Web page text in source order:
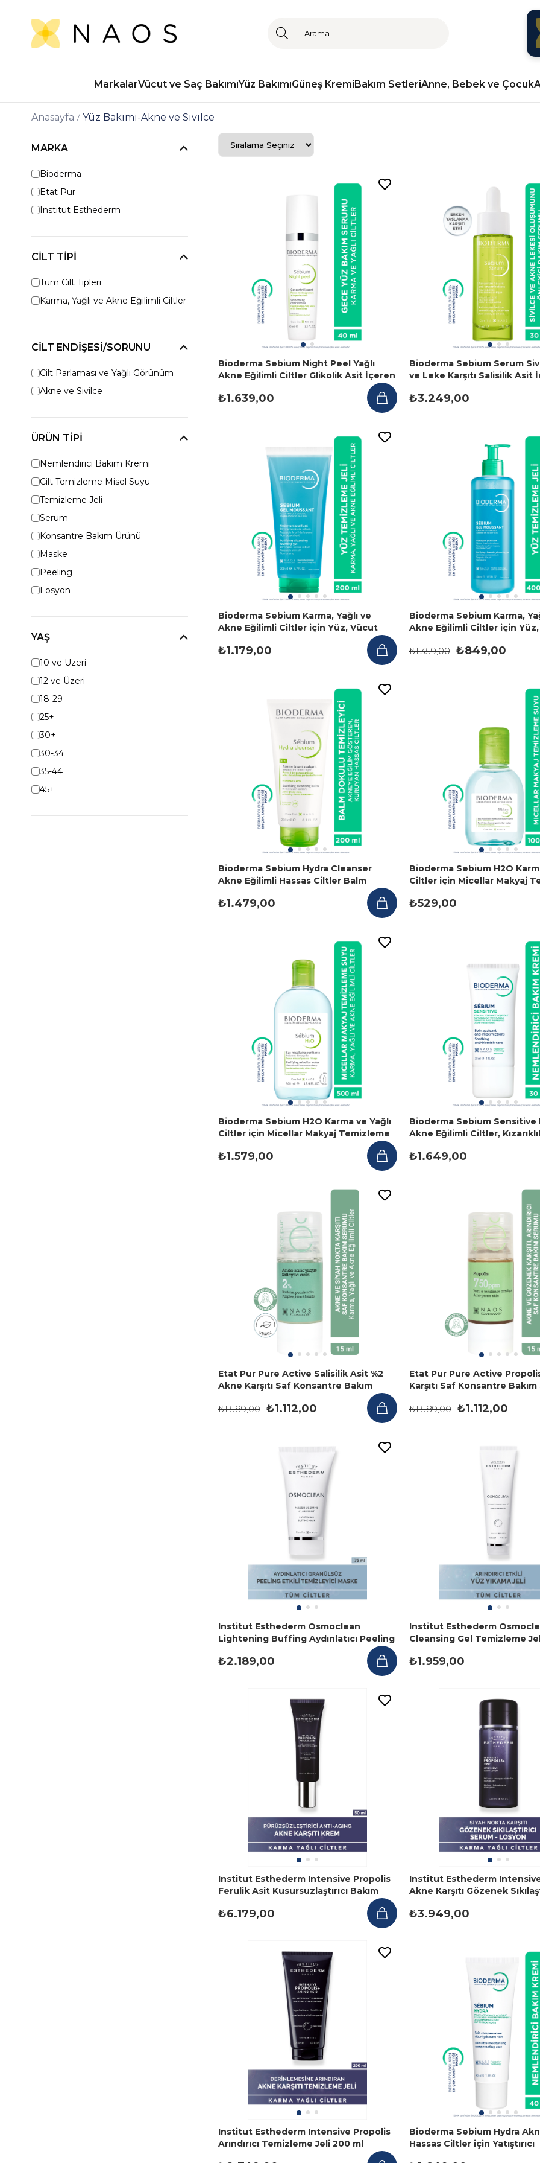
MarkalarVücut ve Saç BakımıYüz BakımıGüneş KremiBakım SetleriAnne, Bebek ve Çocuk
Anasayfa Yüz Bakımı-Akne ve Sivilce
MARKA
Bioderma
Etat Pur
Institut Esthederm
CILT TIPI
Tüm Cilt Tipleri
Karma, Yağlı ve Akne Eğilimli Ciltler
CILT ENDIŞESI/SORUNU
Cilt Parlaması ve Yağlı Görünüm
Akne ve Sivilce
ÜRÜN TIPI
Nemlendirici Bakım Kremi
Cilt Temizleme Misel Suyu
Temizleme Jeli
Serum
Konsantre Bakım Ürünü
Maske
Peeling
Losyon
YAŞ
10 ve Üzeri
12 ve Üzeri
18-29
25+
30+
30-34
35-44
45+
Bioderma Sebium Night Peel Yağlı
Akne Eğilimli Ciltler Glikolik Asit İçeren
Peeling Etkili Gece Serumu 40 ml
₺1.639,00
Bioderma Sebium Serum
ve Leke Karşıtı Salisilik Asit
₺3.249,00
Bioderma Sebium Karma, Yağlı ve
Akne Eğilimli Ciltler için Yüz, Vücut
₺1.179,00
Bioderma Sebium Karma,
Akne Eğilimli Ciltler için
₺849,00
₺1.359,00
Bioderma Sebium Hydra Cleanser
Akne Eğilimli Hassas Ciltler Balm
₺1.479,00
Bioderma Sebium H2O
Ciltler için Micellar Makyaj
₺529,00
Bioderma Sebium H2O Karma ve Yağlı
Ciltler için Micellar Makyaj Temizleme
₺1.579,00
Bioderma Sebium Sensitive
Akne Eğilimli Ciltler,
₺1.649,00
Etat Pur Pure Active Salisilik Asit %2
Akne Karşıtı Saf Konsantre Bakım
₺1.112,00
₺1.589,00
Etat Pur Pure Active
Karşıtı Saf Konsantre
₺1.112,00
₺1.589,00
Institut Esthederm Osmoclean
Lightening Buffing Aydınlatıcı Peeling
₺2.189,00
Institut Esthederm
Cleansing Gel Temizleme
₺1.959,00
Institut Esthederm Intensive Propolis
Ferulik Asit Kusursuzlaştırıcı Bakım
₺6.179,00
Institut Esthederm
Akne Karşıtı Gözenek
₺3.949,00
Institut Esthederm Intensive Propolis
Arındırıcı Temizleme Jeli 200 ml
Bioderma Sebium Hydra
Hassas Ciltler için Yatıştırıcı